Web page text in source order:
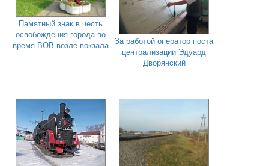
Памятный знак в честь
освобождения города во
время ВОВ возле вокзала За работой оператор поста
централизации Эдуард
Дворянский